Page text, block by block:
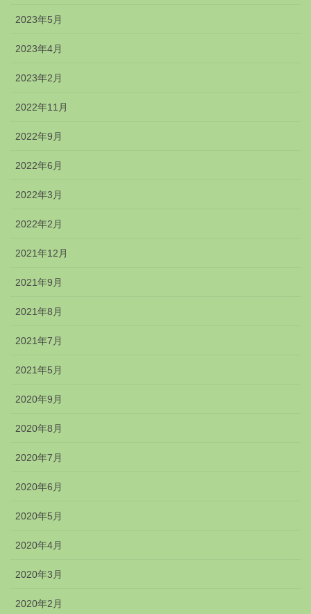
2023年5月
2023年4月
2023年2月
2022年11月
2022年9月
2022年6月
2022年3月
2022年2月
2021年12月
2021年9月
2021年8月
2021年7月
2021年5月
2020年9月
2020年8月
2020年7月
2020年6月
2020年5月
2020年4月
2020年3月
2020年2月